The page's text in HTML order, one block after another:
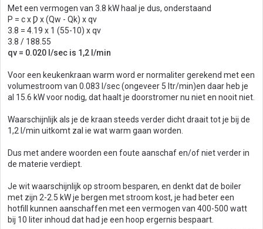
Met een vermogen van 3.8 kW haal je dus, onderstaand
P = c x Ƿ x (Qw - Qk) x qv
3.8 = 4.19 x 1 (55-10) x qv
3.8 / 188.55
qv = 0.020 l/sec is 1,2 l/min
Voor een keukenkraan warm word er normaliter gerekend met een
volumestroom van 0.083 l/sec (ongeveer 5 ltr/min)en daar heb je
al 15.6 kW voor nodig, dat haalt je doorstromer nu niet en nooit niet.
Waarschijnlijk als je de kraan steeds verder dicht draait tot je bij de
1,2 l/min uitkomt zal ie wat warm gaan worden.
Dus met andere woorden een foute aanschaf en/of niet verder in
de materie verdiept.
Je wit waarschijnlijk op stroom besparen, en denkt dat de boiler
met zijn 2-2.5 kW je bergen met stroom kost, je had beter een
hotfill kunnen aanschaffen met een vermogen van 400-500 watt
bij 10 liter inhoud dat had je een hoop ergernis bespaart.